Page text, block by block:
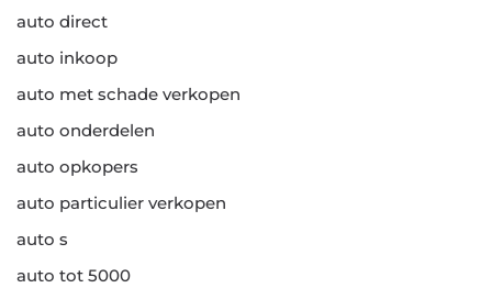
auto direct
auto inkoop
auto met schade verkopen
auto onderdelen
auto opkopers
auto particulier verkopen
auto s
auto tot 5000